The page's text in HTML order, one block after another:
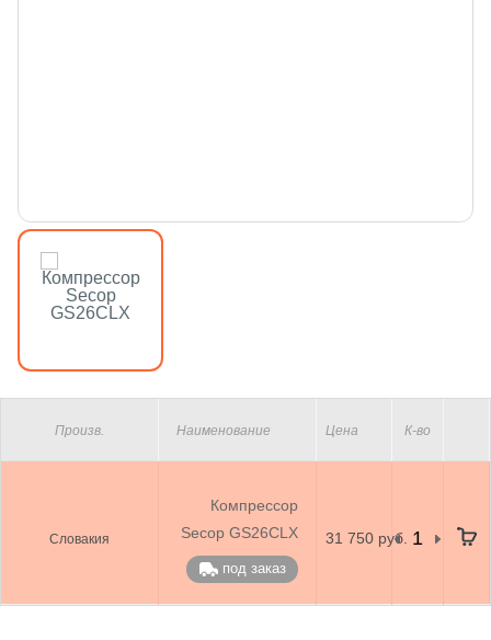
Произв. Наименование Цена К-во
Словакия
Компрессор
Secop GS26CLX
под заказ
31 750 руб.